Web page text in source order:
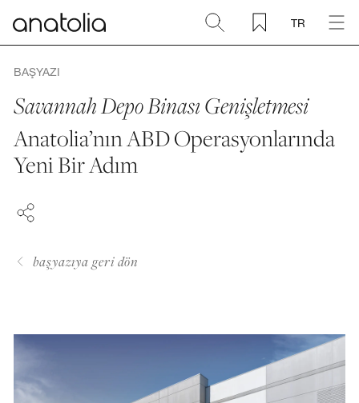
TR
Seramik + Porselen
Doğal Taş
Sinterlenmiş Plaka
Aksesuarlar
Keşfet
Giriş
BAŞYAZI
Savannah Depo Binası Genişletmesi
Anatolia’nın ABD Operasyonlarında
Yeni Bir Adım
FACEBOOK
PINTEREST
başyazıya geri dön